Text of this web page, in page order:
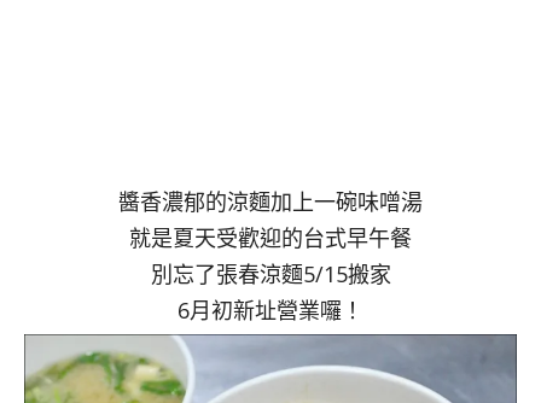
醬香濃郁的涼麵加上一碗味噌湯
就是夏天受歡迎的台式早午餐
別忘了張春涼麵5/15搬家
6月初新址營業囉！